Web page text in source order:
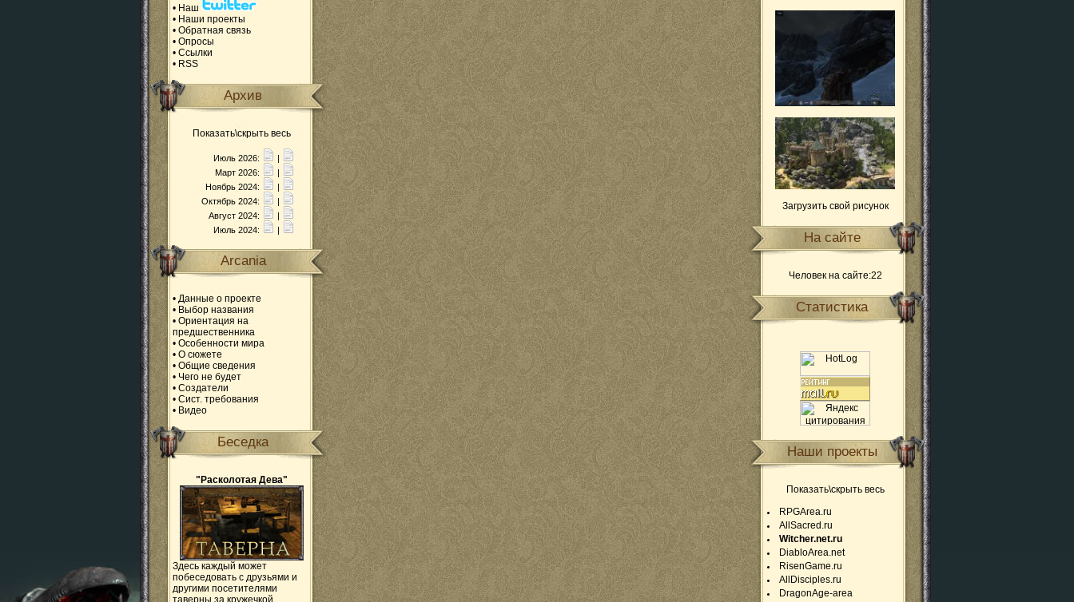
• Наш
• Наши проекты
• Обратная связь
• Опросы
• Ссылки
• RSS
Архив
Показать\скрыть весь
Июль 2026:
|
Март 2026:
|
Ноябрь 2024:
|
Октябрь 2024:
|
Август 2024:
|
Июль 2024:
|
Arcania
• Данные о проекте
• Выбор названия
• Ориентация на
предшественника
• Особенности мира
• О сюжете
• Общие сведения
• Чего не будет
• Создатели
• Сист. требования
• Видео
Беседка
"Расколотая Дева"
Здесь каждый может
побеседовать с друзьями и
другими посетителями
таверны за кружечкой
Загрузить свой рисунок
На сайте
Человек на сайте:22
Статистика
Наши проекты
Показать\скрыть весь
RPGArea.ru
AllSacred.ru
Witcher.net.ru
DiabloArea.net
RisenGame.ru
AllDisciples.ru
DragonAge-area